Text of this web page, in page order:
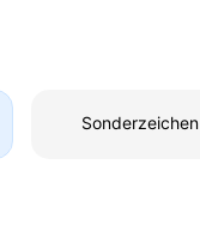
Sonderzeichen